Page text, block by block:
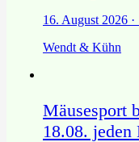
16. August 2026
Wendt & Kühn
Mäusesport
18.08. jeden